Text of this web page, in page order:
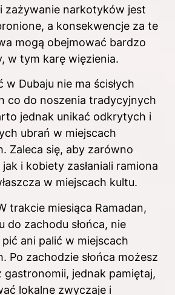
zażywanie narkotyków jest
a konsekwencje za te
mogą obejmować bardzo
w tym karę więzienia.
w Dubaju nie ma ścisłych
co do noszenia tradycyjnych
jednak unikać odkrytych i
ubrań w miejscach
Zaleca się, aby zarówno
i kobiety zasłaniali ramiona
w miejscach kultu.
trakcie miesiąca Ramadan,
do zachodu słońca, nie
ani palić w miejscach
Po zachodzie słońca możesz
gastronomii, jednak pamiętaj,
lokalne zwyczaje i